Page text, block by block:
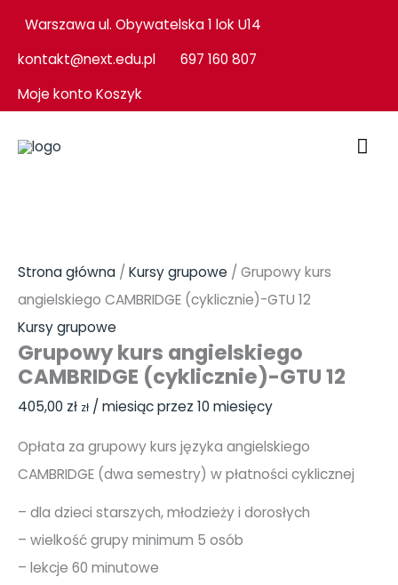
treści
Warszawa ul. Obywatelska 1 lok U14
kontakt@next.edu.pl
697 160 807
Moje konto Koszyk
Strona główna / Kursy grupowe / Grupowy kurs
angielskiego CAMBRIDGE (cyklicznie)-GTU 12
Kursy grupowe
Grupowy kurs angielskiego
CAMBRIDGE (cyklicznie)-GTU 12
405,00 zł zł / miesiąc przez 10 miesięcy
Opłata za grupowy kurs języka angielskiego
CAMBRIDGE (dwa semestry) w płatności cyklicznej
– dla dzieci starszych, młodzieży i dorosłych
– wielkość grupy minimum 5 osób
– lekcje 60 minutowe
kurs
angielskiego
CAMBRIDGE
(cyklicznie)-
GTU
12